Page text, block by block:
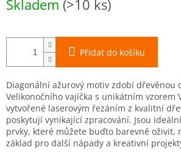
cena:
Skladem (>10 ks)
Přidat do košíku
Diagonální ažurový motiv zdobí dřevěnou
Velikonočního vajíčka s unikátním vzorem
vytvořené laserovým řezáním z kvalitní
poskytují vynikající zpracování. Jsou
prvky, které můžete buďto barevně oživit,
základ pro další nápady a kreativní